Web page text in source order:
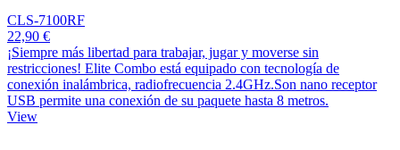
CLS-7100RF
22,90 €
¡Siempre más libertad para trabajar, jugar y moverse sin
restricciones! Elite Combo está equipado con tecnología de
conexión inalámbrica, radiofrecuencia 2.4GHz.Son nano receptor
USB permite una conexión de su paquete hasta 8 metros.
View